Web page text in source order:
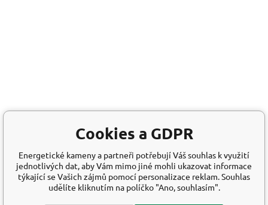
Cookies a GDPR
Energetické kameny a partneři potřebují Váš souhlas k využití
jednotlivých dat, aby Vám mimo jiné mohli ukazovat informace
týkající se Vašich zájmů pomocí personalizace reklam. Souhlas
udělíte kliknutím na políčko "Ano, souhlasím".